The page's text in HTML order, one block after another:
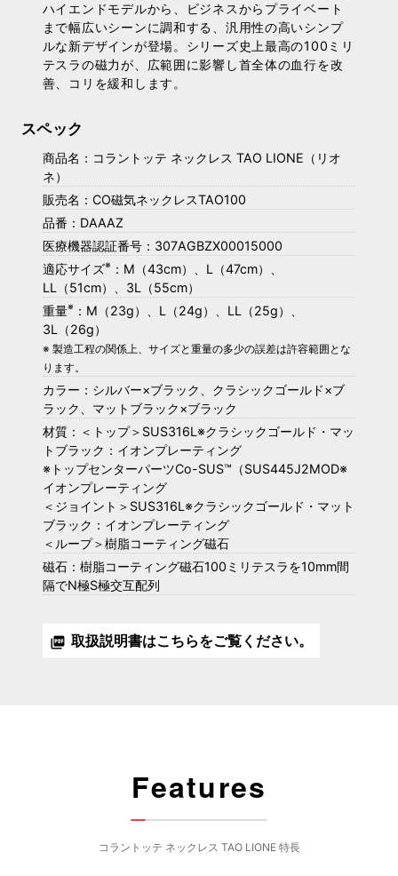
ハイエンドモデルから、ビジネスからプライベート
まで幅広いシーンに調和する、汎用性の高いシンプ
ルな新デザインが登場。シリーズ史上最高の100ミリ
テスラの磁力が、広範囲に影響し首全体の血行を改
善、コリを緩和します。
スペック
商品名：コラントッテ ネックレス TAO LIONE（リオ
ネ）
販売名：CO磁気ネックレスTAO100
品番：DAAAZ
医療機器認証番号：307AGBZX00015000
適応サイズ※：M（43cm）、L（47cm）、
LL（51cm）、3L（55cm）
重量※：M（23g）、L（24g）、LL（25g）、
3L（26g）
※ 製造工程の関係上、サイズと重量の多少の誤差は許容範囲とな
ります。
カラー：シルバー×ブラック、クラシックゴールド×ブ
ラック、マットブラック×ブラック
材質：＜トップ＞SUS316L※クラシックゴールド・マッ
トブラック：イオンプレーティング
※トップセンターパーツCo-SUS™（SUS445J2MOD※
イオンプレーティング
＜ジョイント＞SUS316L※クラシックゴールド・マット
ブラック：イオンプレーティング
＜ループ＞樹脂コーティング磁石
磁石：樹脂コーティング磁石100ミリテスラを10mm間
隔でN極S極交互配列
picture_as_pdf 取扱説明書はこちらをご覧ください。
Features
コラントッテ ネックレス TAO LIONE 特長